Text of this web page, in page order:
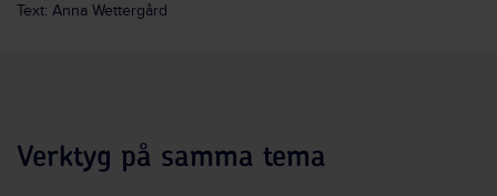
Text: Anna Wettergård
Verktyg på samma tema